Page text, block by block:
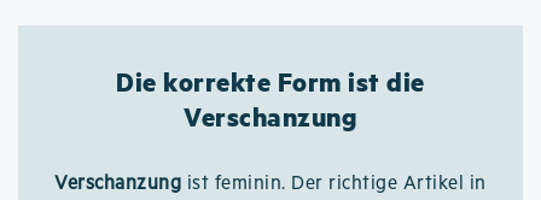
Die korrekte Form ist die
Verschanzung
Verschanzung ist feminin. Der richtige Artikel in